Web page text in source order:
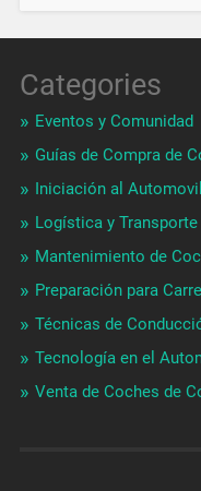
Categories
Eventos y Comunidad
Guías de Compra de
Iniciación al
Logística y Transporte
Mantenimiento de
Preparación para
Técnicas de
Tecnología en el
Venta de Coches de